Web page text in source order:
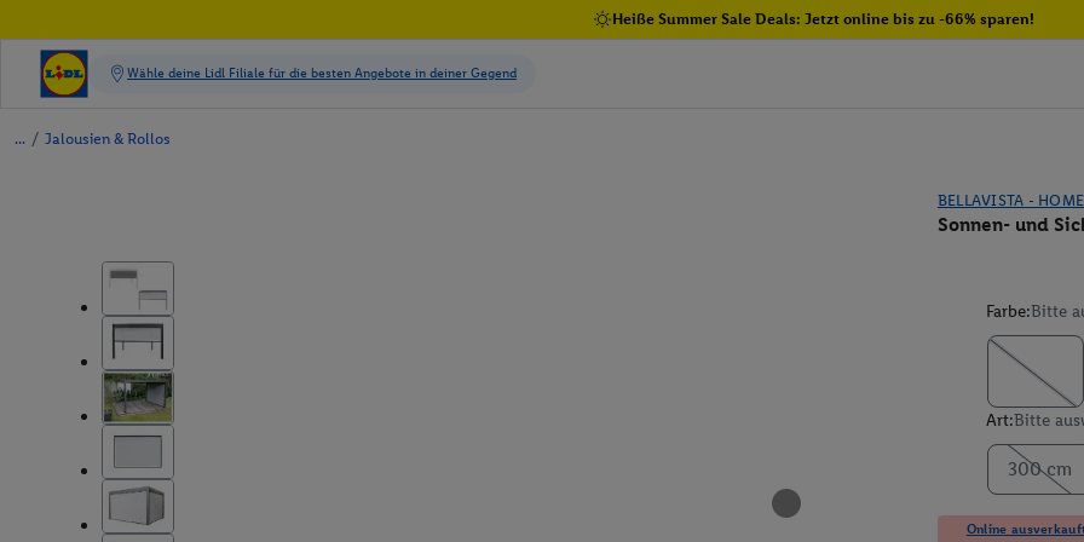
Heiße Summer Sale Deals: Jetzt online bis zu -66% sparen!
/ Jalousien & Rollos
BELLAVISTA -
Sonnen- und
Farbe:Bitte
Art:Bitte
300 cm
Online